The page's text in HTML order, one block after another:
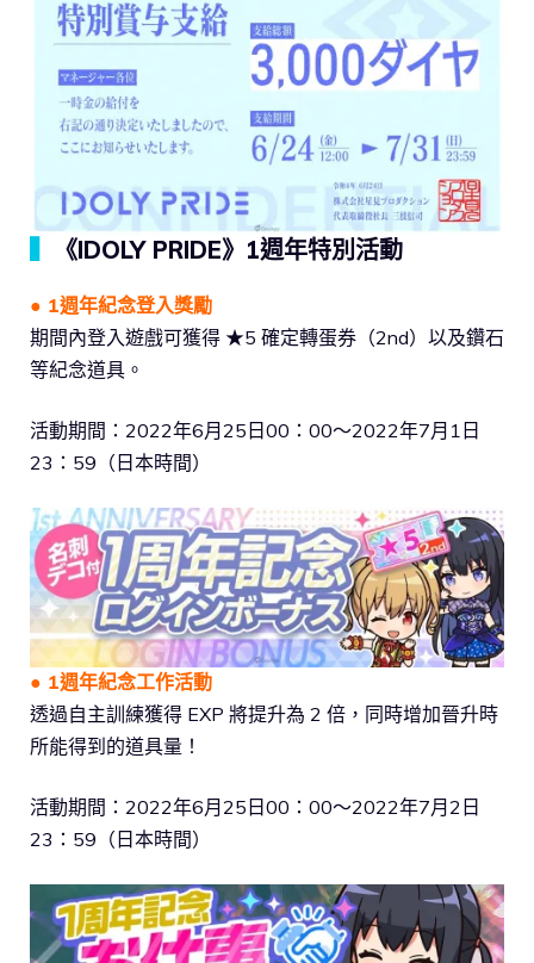
《IDOLY PRIDE》1週年特別活動
● 1週年紀念登入獎勵
期間內登入遊戲可獲得 ★5 確定轉蛋券（2nd）以及鑽石
等紀念道具。
活動期間：2022年6月25日00：00～2022年7月1日
23：59（日本時間）
● 1週年紀念工作活動
透過自主訓練獲得 EXP 將提升為 2 倍，同時增加晉升時
所能得到的道具量！
活動期間：2022年6月25日00：00～2022年7月2日
23：59（日本時間）